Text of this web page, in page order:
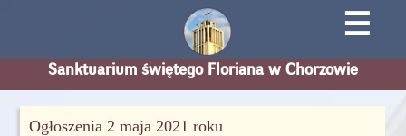
☰
Sanktuarium świętego Floriana w Chorzowie
Ogłoszenia 2 maja 2021 roku